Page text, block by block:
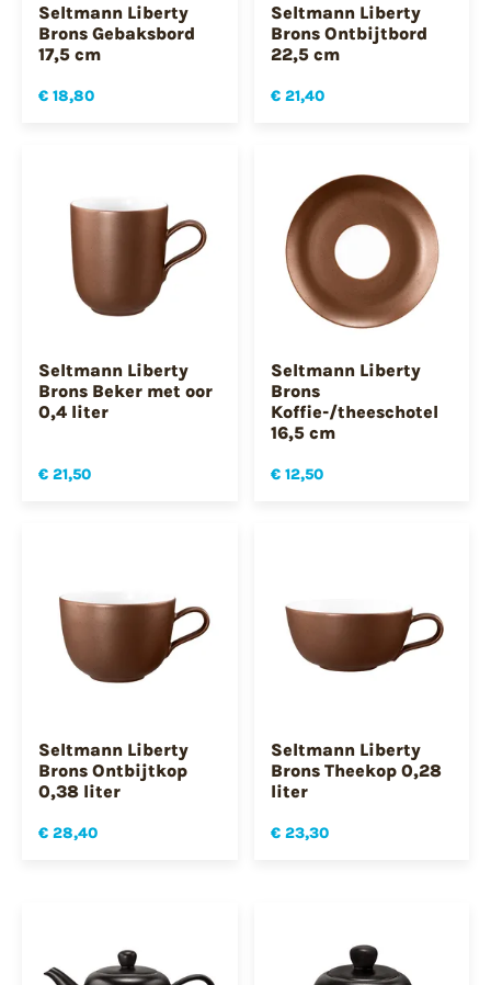
Seltmann Liberty
Brons Gebaksbord
17,5 cm
€ 18,80
Seltmann Liberty
Brons Ontbijtbord
22,5 cm
€ 21,40
Seltmann Liberty
Brons Beker met oor
0,4 liter
€ 21,50
Seltmann Liberty
Brons
Koffie-/theeschotel
16,5 cm
€ 12,50
Seltmann Liberty
Brons Ontbijtkop
0,38 liter
€ 28,40
Seltmann Liberty
Brons Theekop 0,28
liter
€ 23,30